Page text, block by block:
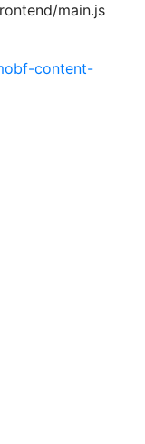
main.js
content-